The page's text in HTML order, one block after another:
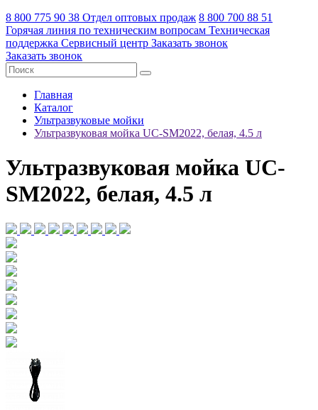
8 800 775 90 38 Отдел оптовых продаж 8 800 700 88 51
Горячая линия по техническим вопросам Техническая
поддержка Сервисный центр Заказать звонок
Заказать звонок
Главная
Каталог
Ультразвуковые мойки
Ультразвуковая мойка UC-SM2022, белая, 4.5 л
Ультразвуковая мойка UC-
SM2022, белая, 4.5 л